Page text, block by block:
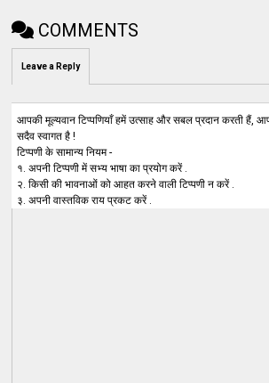
COMMENTS
Leave a Reply
आपकी मूल्यवान टिप्पणियाँ हमें उत्साह और सबल प्रदान करती हैं,
सदैव स्वागत है !
टिप्पणी के सामान्य नियम -
१. अपनी टिप्पणी में सभ्य भाषा का प्रयोग करें .
२. किसी की भावनाओं को आहत करने वाली टिप्पणी न करें .
३. अपनी वास्तविक राय प्रकट करें .